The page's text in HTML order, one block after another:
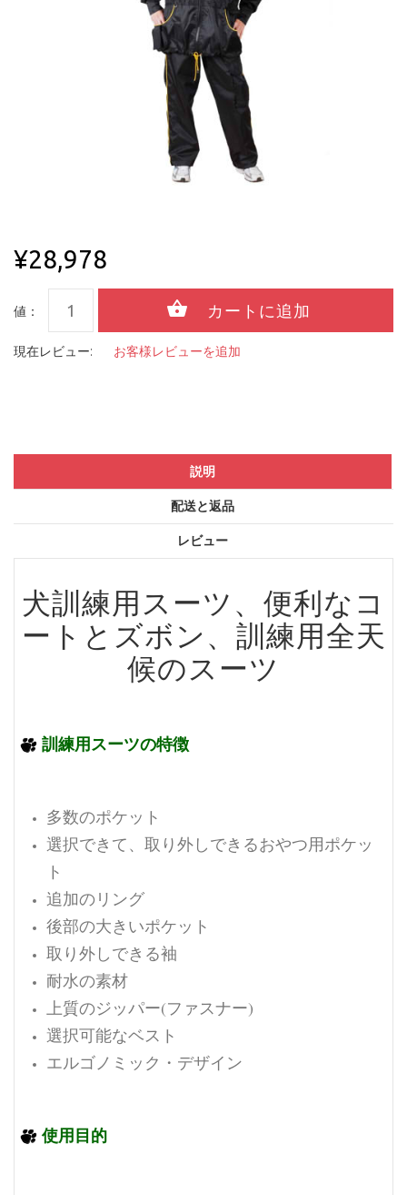
¥28,978
値：
現在レビュー: お客様レビューを追加
説明
配送と返品
レビュー
犬訓練用スーツ、便利なコ
ートとズボン、訓練用全天
候のスーツ
訓練用スーツの特徴
多数のポケット
選択できて、取り外しできるおやつ用ポケッ
ト
追加のリング
後部の大きいポケット
取り外しできる袖
耐水の素材
上質のジッパー(ファスナー)
選択可能なベスト
エルゴノミック・デザイン
使用目的